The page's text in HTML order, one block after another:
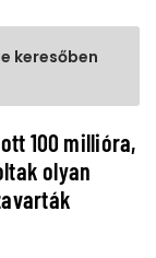
keresőben
100 millióra,
olyan